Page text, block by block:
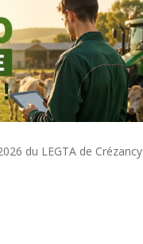
du LEGTA de Crézancy